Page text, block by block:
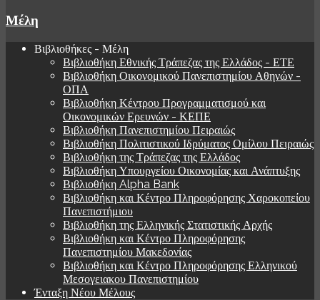
Μέλη
Βιβλιοθήκες - Μέλη
Βιβλιοθήκη Εθνικής Τράπεζας της Ελλάδος - ΕΤΕ
Βιβλιοθήκη Οικονομικού Πανεπιστημίου Αθηνών -
ΟΠΑ
Βιβλιοθήκη Κέντρου Προγραμματισμού και
Οικονομικών Ερευνών - ΚΕΠΕ
Βιβλιοθήκη Πανεπιστημίου Πειραιώς
Βιβλιοθήκη Πολιτιστικού Ιδρύματος Ομίλου Πειραιώς
Βιβλιοθήκη της Τράπεζας της Ελλάδος
Βιβλιοθήκη Υπουργείου Οικονομίας και Ανάπτυξης
Βιβλιοθήκη Alpha Bank
Βιβλιοθήκη και Κέντρο Πληροφόρησης Χαροκοπείου
Πανεπιστήμιου
Βιβλιοθήκη της Ελληνικής Στατιστικής Αρχής
Βιβλιοθήκη και Κέντρο Πληροφόρησης
Πανεπιστημίου Μακεδονίας
Βιβλιοθήκη και Κέντρο Πληροφόρησης Ελληνικού
Μεσογειακου Πανεπιστημίου
Ένταξη Νέου Μέλους